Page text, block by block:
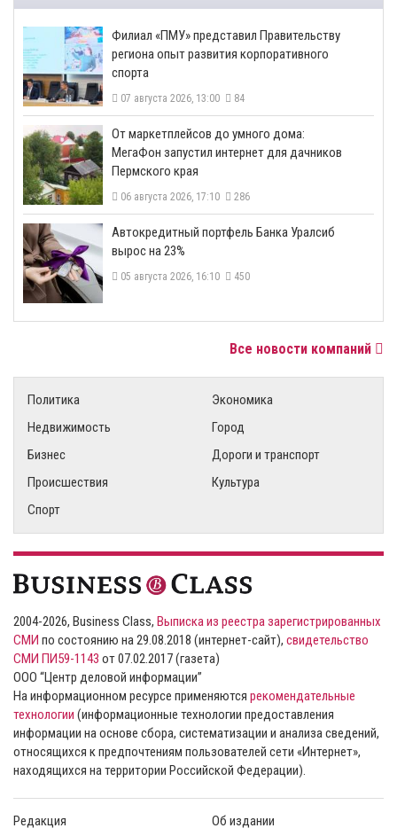
​Филиал «ПМУ» представил Правительству
региона опыт развития корпоративного
спорта
07 августа 2026, 13:00 84
От маркетплейсов до умного дома:
МегаФон запустил интернет для дачников
Пермского края
06 августа 2026, 17:10 286
​Автокредитный портфель Банка Уралсиб
вырос на 23%
05 августа 2026, 16:10 450
Все новости компаний
Политика
Экономика
Недвижимость
Город
Бизнес
Дороги и транспорт
Происшествия
Культура
Спорт
2004-2026, Business Class, Выписка из реестра зарегистрированных
СМИ по состоянию на 29.08.2018 (интернет-сайт), свидетельство
СМИ ПИ59-1143 от 07.02.2017 (газета)
ООО “Центр деловой информации”
На информационном ресурсе применяются рекомендательные
технологии (информационные технологии предоставления
информации на основе сбора, систематизации и анализа сведений,
относящихся к предпочтениям пользователей сети «Интернет»,
находящихся на территории Российской Федерации).
Редакция Об издании